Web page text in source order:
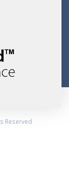
Reserved